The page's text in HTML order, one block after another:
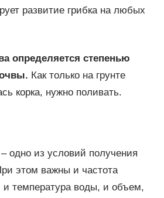
развитие грибка на любых
определяется степенью
Как только на грунте
корка, нужно поливать.
одно из условий получения
этом важны и частота
температура воды, и объем,